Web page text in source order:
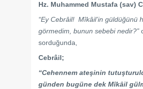
Hz. Muhammed Mustafa (sav)
“Ey Cebrâil! Mîkâil’in güldüğünü
görmedim, bunun sebebi nedir?”
sorduğunda,
Cebrâil;
“Cehennem ateşinin
günden bugüne dek Mîkâil